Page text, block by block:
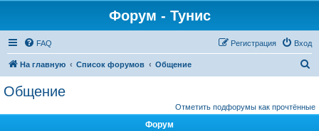
Форум - Тунис
FAQ Вход
Регистрация
На главную Список форумов Общение
с
Общение
Отметить подфорумы как прочтённые
Форум